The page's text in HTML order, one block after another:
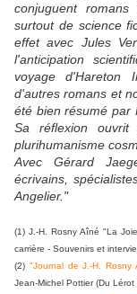
conjuguent romans
surtout de science
effet avec Jules
l'anticipation
voyage d'Hareton
d'autres romans et
été bien résumé par
Sa réflexion
plurihumanisme
Avec Gérard
écrivains,
Angelier."
(1) J.-H. Rosny Aîné "La
carrière - Souvenirs et
(2) "Journal de J.-H. Rosny
Jean-Michel Pottier (Du Lérot